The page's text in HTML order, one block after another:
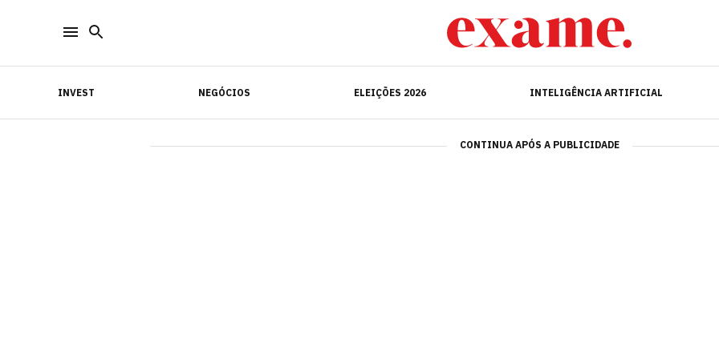
INVEST NEGÓCIOS ELEIÇÕES 2026 INTELIGÊNCIA ARTIFICIAL
INVEST INTELIGÊNCIA ARTIFICIAL
CONTINUA APÓS A PUBLICIDADE